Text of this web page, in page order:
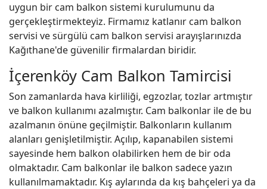
uygun bir cam balkon sistemi kurulumunu da
gerçekleştirmekteyiz. Firmamız katlanır cam balkon
servisi ve sürgülü cam balkon servisi arayışlarınızda
Kağıthane'de güvenilir firmalardan biridir.
İçerenköy Cam Balkon Tamircisi
Son zamanlarda hava kirliliği, egzozlar, tozlar artmıştır
ve balkon kullanımı azalmıştır. Cam balkonlar ile de bu
azalmanın önüne geçilmiştir. Balkonların kullanım
alanları genişletilmiştir. Açılıp, kapanabilen sistemi
sayesinde hem balkon olabilirken hem de bir oda
olmaktadır. Cam balkonlar ile balkon sadece yazın
kullanılmamaktadır. Kış aylarında da kış bahçeleri ya da